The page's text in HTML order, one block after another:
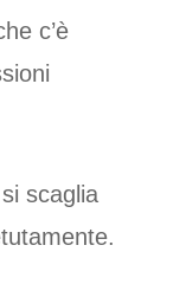
c’è
scaglia